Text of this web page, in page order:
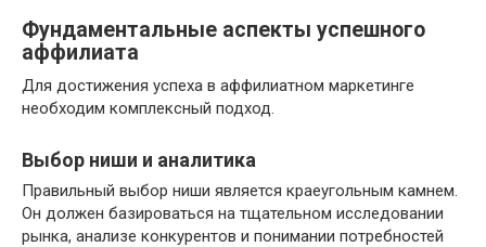
Фундаментальные аспекты успешного
аффилиата
Для достижения успеха в аффилиатном маркетинге
необходим комплексный подход.
Выбор ниши и аналитика
Правильный выбор ниши является краеугольным камнем.
Он должен базироваться на тщательном исследовании
рынка, анализе конкурентов и понимании потребностей